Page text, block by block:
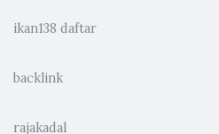
ikan138 daftar
backlink
rajakadal